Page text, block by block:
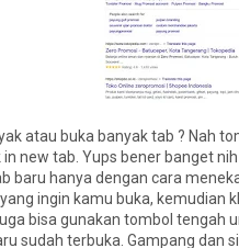
atau buka banyak tab ?
new tab. Yups bener banget
baru hanya dengan cara
ingin kamu buka,
bisa gunakan tombol
sudah terbuka. Gampang dan